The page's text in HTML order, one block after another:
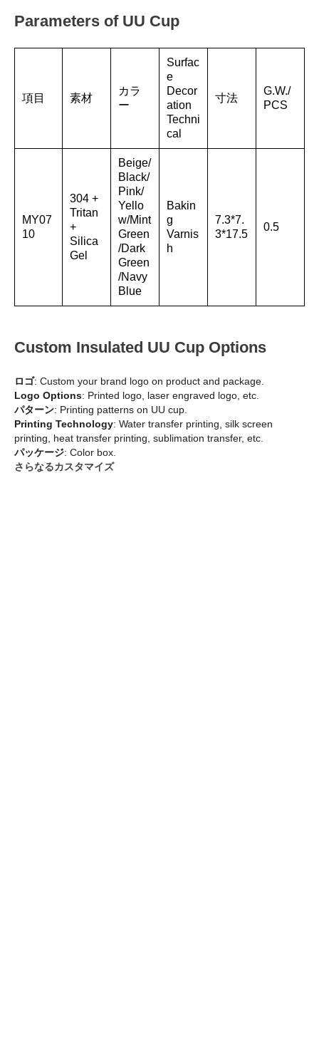
Parameters of UU Cup
項目 素材
カラ
ー
Surfac
e
Decor
ation
Techni
cal
寸法
G.W./
PCS
MY07
10
304 +
Tritan
+
Silica
Gel
Beige/
Black/
Pink/
Yello
w/Mint
Green
/Dark
Green
/Navy
Blue
Bakin
g
Varnis
h
7.3*7.
3*17.5
0.5
Custom Insulated UU Cup Options
ロゴ: Custom your brand logo on product and package.
Logo Options: Printed logo, laser engraved logo, etc.
パターン: Printing patterns on UU cup.
Printing Technology: Water transfer printing, silk screen
printing, heat transfer printing, sublimation transfer, etc.
パッケージ: Color box.
さらなるカスタマイズ